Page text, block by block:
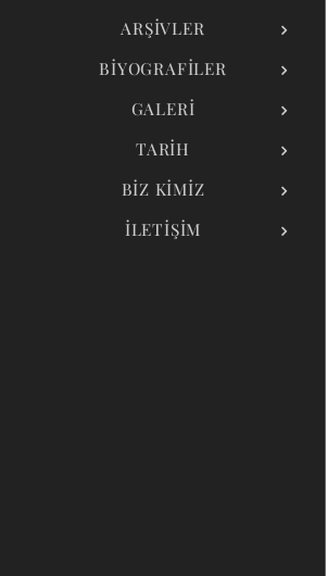
ARŞIVLER
BIYOGRAFILER
GALERI
TARIH
BIZ KIMIZ
İLETIŞIM